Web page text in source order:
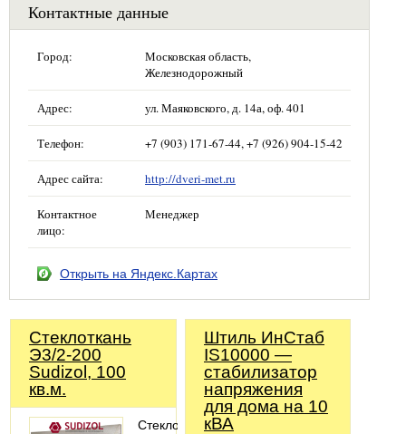
Контактные данные
Город:
Московская область,
Железнодорожный
Адрес: ул. Маяковского, д. 14а, оф. 401
Телефон: +7 (903) 171-67-44, +7 (926) 904-15-42
Адрес сайта: http://dveri-met.ru
Контактное
лицо:
Менеджер
Открыть на Яндекс.Картах
Стеклоткань
Э3/2-200
Sudizol, 100
кв.м.
Стеклоткань
Штиль ИнСтаб
IS10000 —
стабилизатор
напряжения
для дома на 10
кВА